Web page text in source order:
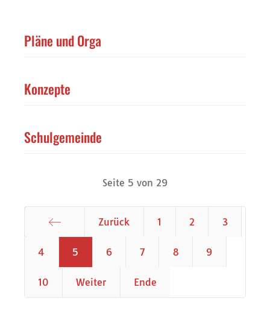
Pläne und Orga
Konzepte
Schulgemeinde
Seite 5 von 29
Zurück 1 2 3
4 5 6 7 8 9
10 Weiter Ende